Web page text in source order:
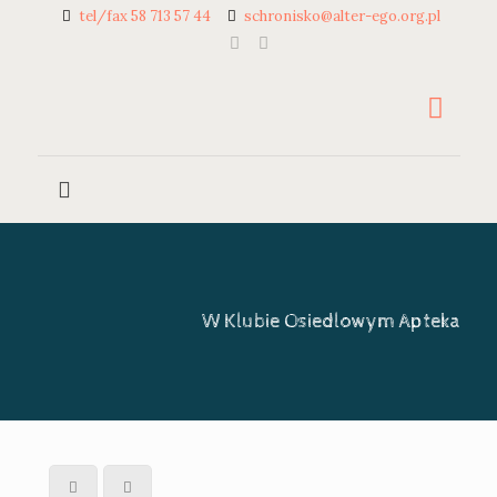
tel/fax 58 713 57 44 schronisko@alter-ego.org.pl
W Klubie Osiedlowym Apteka